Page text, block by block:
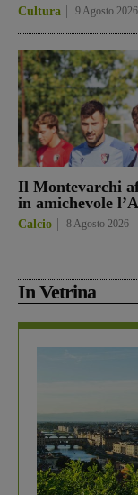
Cultura 9 Agosto 2026
Il Montevarchi
in amichevole
Calcio 8 Agosto 2026
In Vetrina